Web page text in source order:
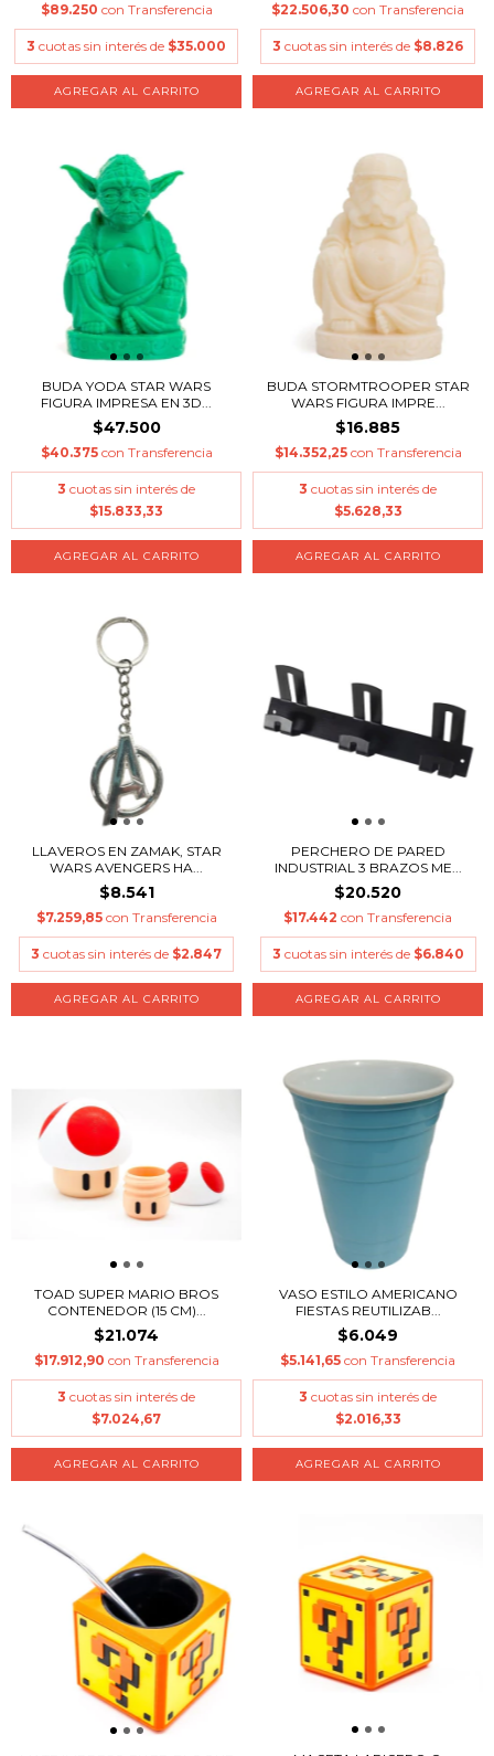
$89.250 con Transferencia
3 cuotas sin interés de $35.000
AGREGAR AL CARRITO
$22.506,30 con Transferencia
3 cuotas sin interés de $8.826
AGREGAR AL CARRITO
BUDA YODA STAR WARS
FIGURA IMPRESA EN 3D...
$47.500
$40.375 con Transferencia
3 cuotas sin interés de
$15.833,33
BUDA STORMTROOPER STAR
WARS FIGURA IMPRE...
$16.885
$14.352,25 con Transferencia
3 cuotas sin interés de
$5.628,33
LLAVEROS EN ZAMAK, STAR
WARS AVENGERS HA...
$8.541
$7.259,85 con Transferencia
3 cuotas sin interés de $2.847
AGREGAR AL CARRITO
PERCHERO DE PARED
INDUSTRIAL 3 BRAZOS ME...
$20.520
$17.442 con Transferencia
3 cuotas sin interés de $6.840
AGREGAR AL CARRITO
TOAD SUPER MARIO BROS
CONTENEDOR (15 CM)...
$21.074
$17.912,90 con Transferencia
3 cuotas sin interés de
$7.024,67
AGREGAR AL CARRITO
VASO ESTILO AMERICANO
FIESTAS REUTILIZAB...
$6.049
$5.141,65 con Transferencia
3 cuotas sin interés de
$2.016,33
AGREGAR AL CARRITO